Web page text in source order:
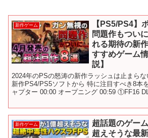
新作ゲーム
【PS5/PS4】
問題作もつい
れる期待の新
すすめゲーム
説】
2024年のPSの怒涛の新作ラッシュは止まら
新作PS4/PS5ソフトから 特に注目すべき8本
ャプター 00:00 オープニング 00:59 ①FF16
新作ゲーム
超話題のゲー
超えそうな最